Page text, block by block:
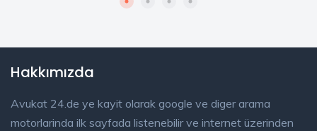
Hakkımızda
Avukat 24.de ye kayit olarak google ve diger arama
motorlarinda ilk sayfada listenebilir ve internet üzerinden